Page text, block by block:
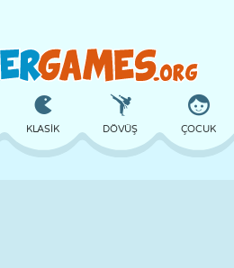
KLASIK DÖVÜŞ ÇOCUK